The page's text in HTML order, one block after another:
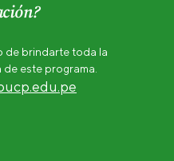
de brindarte toda la
este programa.